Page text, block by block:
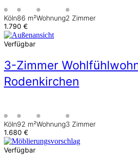
Köln86 m²Wohnung2 Zimmer
1.790 €
Verfügbar
3-Zimmer
Rodenkirchen
Köln92 m²Wohnung3 Zimmer
1.680 €
Verfügbar